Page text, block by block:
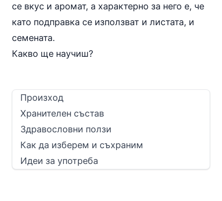
се вкус и аромат, а характерно за него е, че
като подправка се използват и листата, и
семената.
Какво ще научиш?
Произход
Хранителен състав
Здравословни ползи
Как да изберем и съхраним
Идеи за употреба